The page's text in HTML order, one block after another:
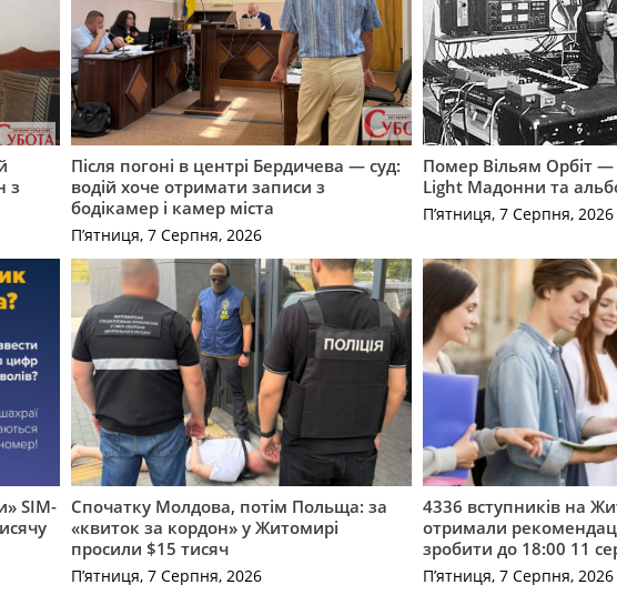
з
Після погоні в центрі Бердичева — суд:
водій хоче отримати записи з
бодікамер і камер міста
П’ятниця, 7 Серпня, 2026
Помер Вільям Орбіт
Light Мадонни та
П’ятниця, 7 Серпня, 2026
SIM-
Спочатку Молдова, потім Польща: за
«квиток за кордон» у Житомирі
просили $15 тисяч
П’ятниця, 7 Серпня, 2026
4336 вступників на
отримали
зробити до 18:00 11
П’ятниця, 7 Серпня, 2026